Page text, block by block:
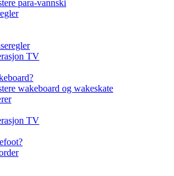
para-vannski
TV
wakeboard og wakeskate
TV